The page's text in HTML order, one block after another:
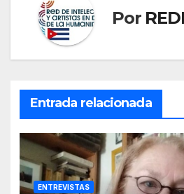
Por
Entrada relacionada
ENTREVISTAS